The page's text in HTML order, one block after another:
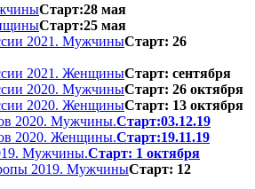
Старт:28 мая
Старт:25 мая
2021. МужчиныСтарт: 26
2021. ЖенщиныСтарт: сентября
2020. МужчиныСтарт: 26 октября
2020. ЖенщиныСтарт: 13 октября
2020. Мужчины.Старт:03.12.19
2020. Женщины.Старт:19.11.19
Мужчины.Старт: 1 октября
2019. МужчиныСтарт: 12